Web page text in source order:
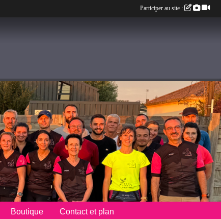
Boutique Contact et plan
Participer au site :